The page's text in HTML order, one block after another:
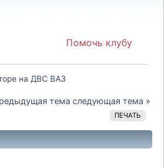
Помочь клубу
на ДВС ВАЗ
тема следующая тема »
ПЕЧАТЬ